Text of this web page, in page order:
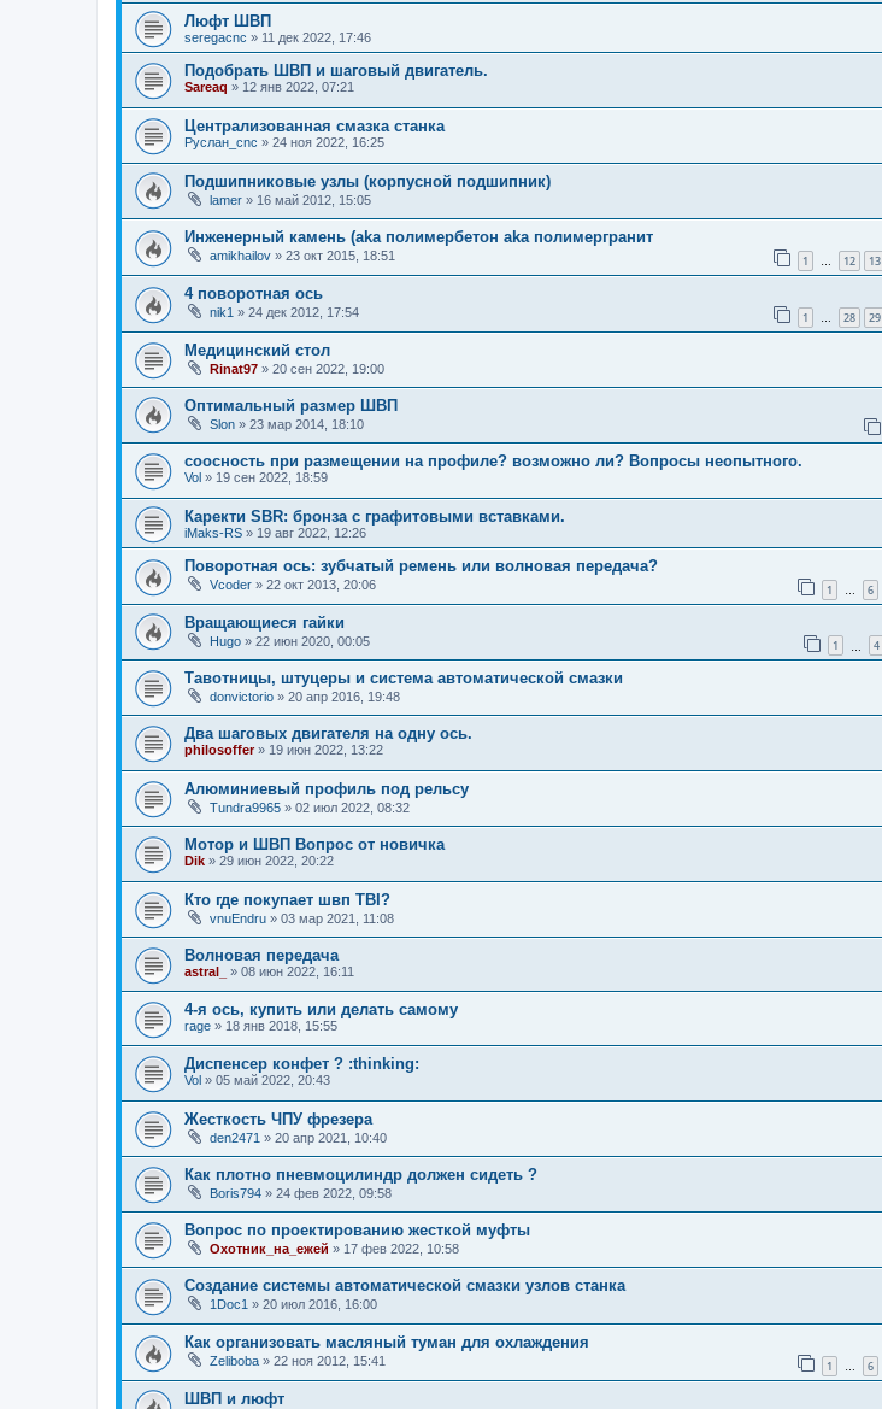
Люфт ШВП
seregacnc » 11 дек 2022, 17:46
Подобрать ШВП и шаговый двигатель.
Sareaq » 12 янв 2022, 07:21
Централизованная смазка станка
Руслан_cnc » 24 ноя 2022, 16:25
Подшипниковые узлы (корпусной подшипник)
lamer » 16 май 2012, 15:05
Инженерный камень (aka полимербетон aka полимергранит
amikhailov » 23 окт 2015, 18:51 1 … 12 13
4 поворотная ось
nik1 » 24 дек 2012, 17:54 1 28 29
Медицинский стол
Rinat97 » 20 сен 2022, 19:00
Оптимальный размер ШВП
Slon » 23 мар 2014, 18:10
соосность при размещении на профиле? возможно ли? Вопросы неопытного.
Vol » 19 сен 2022, 18:59
Каректи SBR: бронза с графитовыми вставками.
iMaks-RS » 19 авг 2022, 12:26
Поворотная ось: зубчатый ремень или волновая передача?
Vcoder » 22 окт 2013, 20:06 1 … 6
Вращающиеся гайки
Hugo » 22 июн 2020, 00:05 1 4
Тавотницы, штуцеры и система автоматической смазки
donvictorio » 20 апр 2016, 19:48
Два шаговых двигателя на одну ось.
philosoffer» 19 июн 2022, 13:22
Алюминиевый профиль под рельсу
Tundra9965 » 02 июл 2022, 08:32
Мотор и ШВП Вопрос от новичка
Dik » 29 июн 2022, 20:22
Кто где покупает швп TBI?
vnuEndru » 03 мар 2021, 11:08
Волновая передача
astral_ » 08 июн 2022, 16:11
4-я ось, купить или делать самому
rage » 18 янв 2018, 15:55
Диспенсер конфет ? :thinking:
Vol » 05 май 2022, 20:43
Жесткость ЧПУ фрезера
den2471 » 20 апр 2021, 10:40
Как плотно пневмоцилиндр должен сидеть ?
Boris794 » 24 фев 2022, 09:58
Вопрос по проектированию жесткой муфты
Охотник_на_ежей » 17 фев 2022, 10:58
Создание системы автоматической смазки узлов станка
1Doc1 » 20 июл 2016, 16:00
Как организовать масляный туман для охлаждения
Zeliboba » 22 ноя 2012, 15:41 1 … 6
ШВП и люфт